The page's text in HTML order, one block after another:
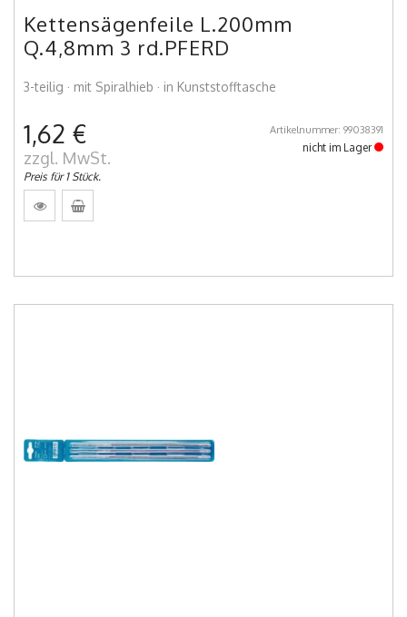
Kettensägenfeile L.200mm
Q.4,8mm 3 rd.PFERD
3-teilig · mit Spiralhieb · in Kunststofftasche
1,62 €
zzgl. MwSt.
Preis für 1 Stück.
Artikelnummer: 99038391
nicht im Lager